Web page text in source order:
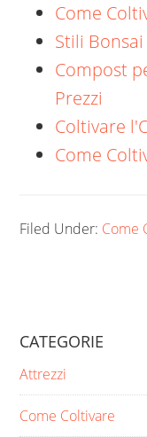
Come
Stili Bonsai
Compost
Prezzi
Coltivare
Come
Filed Under: Come
CATEGORIE
Attrezzi
Come Coltivare